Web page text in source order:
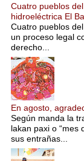
Cuatro pueblos
hidroeléctrica El
Cuatro pueblos
un proceso legal
derecho...
En agosto,
Según manda la
lakan paxi o “mes
sus entrañas...